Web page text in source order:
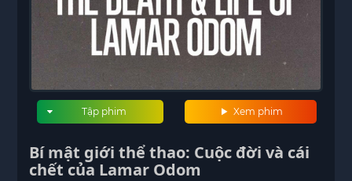
Xem phim
Tập phim
Bí mật giới thể thao: Cuộc đời và cái
chết của Lamar Odom